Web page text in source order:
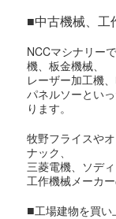
■中古機械、工
NCCマシナリー
機、板金機械、
レーザー加工機
パネルソーとい
ります。
牧野フライスや
ナック、
三菱電機、ソデ
工作機械メーカ
■工場建物を買